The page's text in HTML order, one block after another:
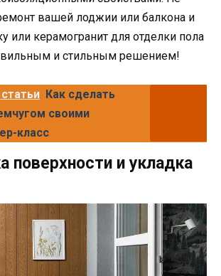
вашей лоджии или балкона и
или керамогранит для отделки пола
и стильным решением!
Как сделать
своими
класс
поверхности и укладка